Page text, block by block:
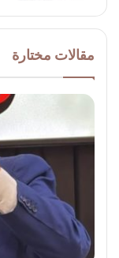
مقالات مختارة